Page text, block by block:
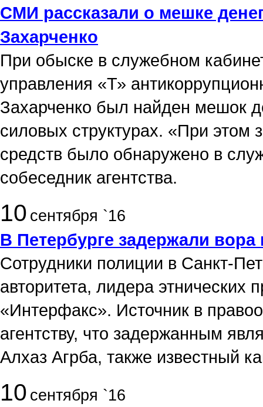
СМИ рассказали о мешке
Захарченко
При обыске в служебном
управления «Т»
Захарченко был найден мешок
силовых структурах. «При этом
средств было обнаружено в
собеседник агентства.
10 сентября `16
В Петербурге задержали вора
Сотрудники полиции в Санкт-
авторитета, лидера этнических
«Интерфакс». Источник в
агентству, что задержанным
Алхаз Агрба, также известный
10 сентября `16